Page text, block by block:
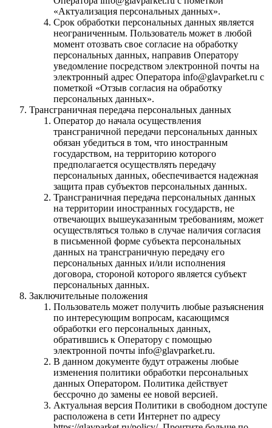
«Актуализация персональных данных».
Срок обработки персональных данных является
неограниченным. Пользователь может в любой
момент отозвать свое согласие на обработку
персональных данных, направив Оператору
уведомление посредством электронной почты на
электронный адрес Оператора info@glavparket.ru с
пометкой «Отзыв согласия на обработку
персональных данных».
Трансграничная передача персональных данных
Оператор до начала осуществления
трансграничной передачи персональных данных
обязан убедиться в том, что иностранным
государством, на территорию которого
предполагается осуществлять передачу
персональных данных, обеспечивается надежная
защита прав субъектов персональных данных.
Трансграничная передача персональных данных
на территории иностранных государств, не
отвечающих вышеуказанным требованиям, может
осуществляться только в случае наличия согласия
в письменной форме субъекта персональных
данных на трансграничную передачу его
персональных данных и/или исполнения
договора, стороной которого является субъект
персональных данных.
Заключительные положения
Пользователь может получить любые разъяснения
по интересующим вопросам, касающимся
обработки его персональных данных,
обратившись к Оператору с помощью
электронной почты info@glavparket.ru.
В данном документе будут отражены любые
изменения политики обработки персональных
данных Оператором. Политика действует
бессрочно до замены ее новой версией.
Актуальная версия Политики в свободном доступе
расположена в сети Интернет по адресу